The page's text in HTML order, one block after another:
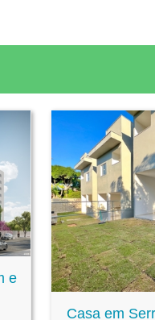
e
Casa em